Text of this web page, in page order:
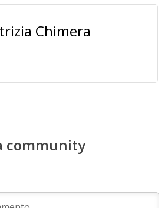
Chimera
community